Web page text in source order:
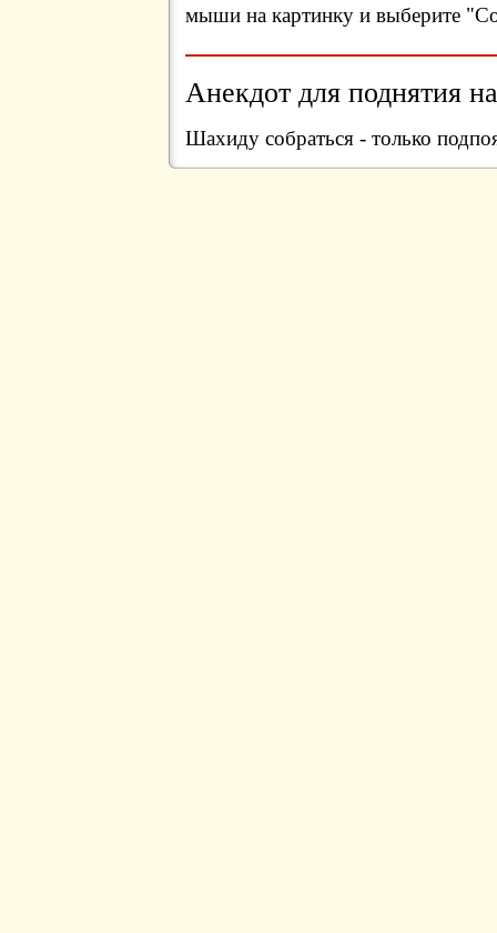
мыши на картинку и выберите
Анекдот для поднятия
Шахиду собраться - только